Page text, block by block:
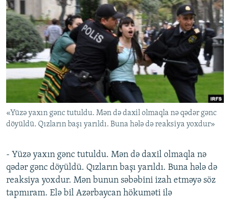
MULTIMEDIA
VIDEO
FOTOQALEREYA
İNFOQRAFIKA
KARIKATURA
RADIO ARXIV
OXU ZALI
AZƏRBAYCAN ƏDƏBIYYATI KITABXANASI
İSLAM VƏ DEMOKRATIYA
İZ - MƏDƏNIYYƏT PROQRAMI
HAQQIMIZDA
MISSIYAMIZ
PEŞƏ ETIKASI VƏ JURNALISTIKA STANDARTLARIMIZ
MATERIALLARIMIZDAN ISTIFADƏ
AZADLIQRADIOSU MOBIL TELEFONUNUZDA
XƏBƏR BÜLLETENLƏRIMIZ
BIZI IZLƏ
RFE/RL-in bütün saytları
«Yüzə yaxın gənc tutuldu. Mən də daxil olmaqla nə qədər gənc
döyüldü. Qızların başı yarıldı. Buna hələ də reaksiya yoxdur»
- Yüzə yaxın gənc tutuldu. Mən də daxil olmaqla nə
qədər gənc döyüldü. Qızların başı yarıldı. Buna hələ də
reaksiya yoxdur. Mən bunun səbəbini izah etməyə söz
tapmıram. Elə bil Azərbaycan hökuməti ilə